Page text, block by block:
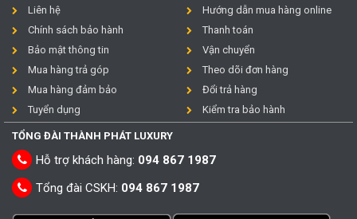
Liên hệ
Chính sách bảo hành
Bảo mật thông tin
Mua hàng trả góp
Mua hàng đảm bảo
Tuyển dụng
Hướng dẫn mua hàng online
Thanh toán
Vận chuyển
Theo dõi đơn hàng
Đổi trả hàng
Kiểm tra bảo hành
TỔNG ĐÀI THÀNH PHÁT LUXURY
Hỗ trợ khách hàng: 094 867 1987
Tổng đài CSKH: 094 867 1987